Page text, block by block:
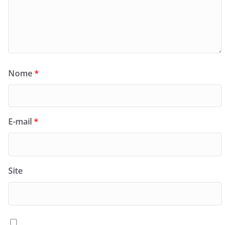
Nome*
E-mail*
Site